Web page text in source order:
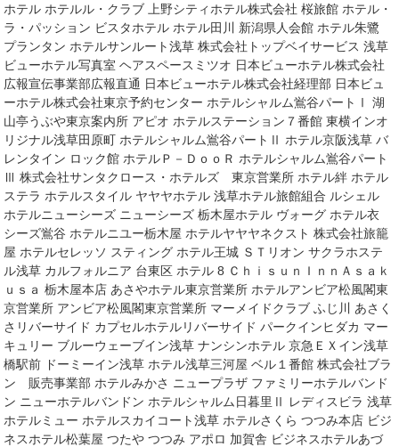
ホテル ホテルル・クラブ 上野シティホテル株式会社 桜旅館 ホテル・
ラ・パッション ビスタホテル ホテル田川 新潟県人会館 ホテル朱鷺
プランタン ホテルサンルート浅草 株式会社トップベイサービス 浅草
ビューホテル写真室 ヘアスペースミツオ 日本ビューホテル株式会社
広報宣伝事業部広報直通 日本ビューホテル株式会社経理部 日本ビュ
ーホテル株式会社東京予約センター ホテルシャルム鴬谷パートⅠ 湖
山亭うぶや東京案内所 アピオ ホテルステーション７番館 東横インオ
リジナル浅草田原町 ホテルシャルム鴬谷パートⅡ ホテル京阪浅草 バ
レンタイン ロック館 ホテルＰ－ＤｏｏＲ ホテルシャルム鴬谷パート
Ⅲ 株式会社サンタクロース・ホテルズ 東京営業所 ホテル絆 ホテル
ステラ ホテルスタイル ヤヤヤホテル 浅草ホテル旅館組合 ルシェル
ホテルニューシーズ ニューシーズ 栃木屋ホテル ヴォーグ ホテル衣
シーズ鴬谷 ホテルニユー栃木屋 ホテルヤヤヤネクスト 株式会社旅籠
屋 ホテルセレッソ スティング ホテル王城 ＳＴリオン サクラホステ
ル浅草 カルフォルニア 台東区 ホテル 8 ＣｈｉｓｕｎＩｎｎＡｓａｋ
ｕｓａ 栃木屋本店 あさやホテル東京営業所 ホテルアンビア松風閣東
京営業所 アンビア松風閣東京営業所 マーメイドクラブ ふじ川 あさく
さリバーサイド カプセルホテルリバーサイド パークインヒダカ マー
キュリー ブルーウェーブイン浅草 ナンシンホテル 京急ＥＸイン浅草
橋駅前 ドーミーイン浅草 ホテル浅草三河屋 ベル１番館 株式会社ブラ
ン 販売事業部 ホテルみかさ ニュープラザ ファミリーホテルバンド
ン ニューホテルバンドン ホテルシャルム日暮里Ⅱ レディスビラ 浅草
ホテルミュー ホテルスカイコート浅草 ホテルさくら つつみ本店 ビジ
ネスホテル松葉屋 つたや つつみ アポロ 加賀舎 ビジネスホテルあづ